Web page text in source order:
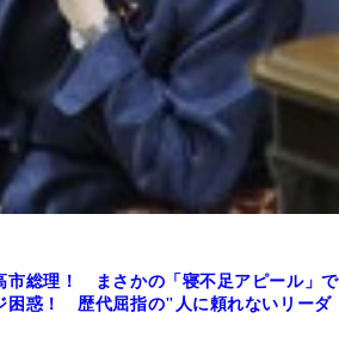
市総理！ まさかの「寝不足アピール」で
困惑！ 歴代屈指の"人に頼れないリーダ